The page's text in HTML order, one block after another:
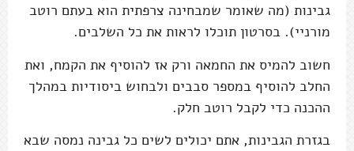
גבינות (מה שאומר שמבחינה צרפתית הוא בעתם רוטב
מורניי). בסרטון תוכלו לראות את כל השלבים.
חשוב להמיס את החמאה ורק אז להוסיף את הקמח, ואת
החלב להוסיף במספר סבבים ולבחוש ביסודיות במהלך
ההכנה כדי לקבל רוטב חלק.
בגזרת הגבינות, אתם יכולים לשים כל גבינה נמסה שבא